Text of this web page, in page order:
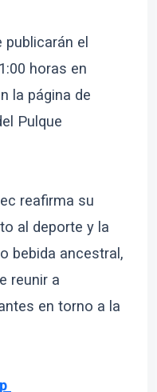
el
horas en
la página de
Pulque
reafirma su
al deporte y la
bebida ancestral,
reunir a
en torno a la